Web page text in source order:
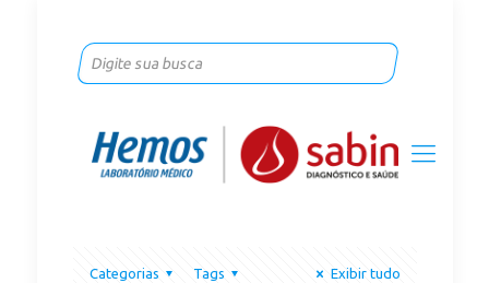
Categorias Tags Exibir tudo